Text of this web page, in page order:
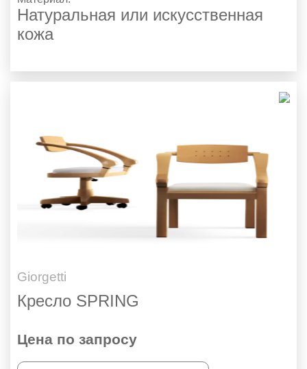
Натуральная или искусственная
кожа
Giorgetti
Кресло SPRING
Цена по запросу